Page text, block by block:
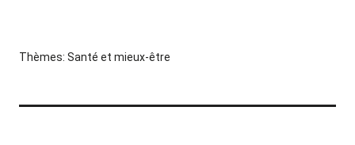
Thèmes: Santé et mieux-être